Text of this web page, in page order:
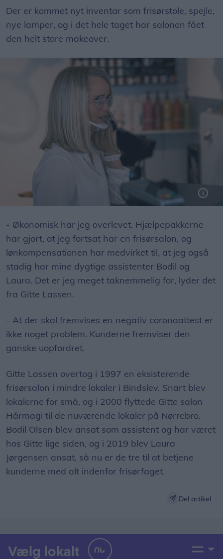
Der er kommet nyt inventar som frisørstole, spejle,
nye lamper, og i det hele taget har salonen fået
den helt store makeover.
- Økonomisk har jeg overlevet. Hjælpepakkerne
har gjort, at jeg fortsat har en frisørsalon, og
lønkompensationen har medvirket til, at jeg også
stadig har mine dygtige assistenter Bodil og
Laura. Det er jeg meget taknemmelig for, lyder det
fra Gitte Lassen.
- At der skal fremvises en negativ coronaattest er
ikke noget problem. Kunderne fremviser den
ganske uopfordret.
Gitte Lassen overtog i 1997 en eksisterende
frisørsalon i mindre lokaler i Bindslev. Snart blev
lokalerne for små, og i 2000 flyttede Gitte salon
Hårmagi til de nuværende lokaler på Nørrebro.
Bodil Olsen blev ansat som assistent og har været
hos Gitte lige siden, og i 2019 blev Laura
Jørgensen ansat, så nu er de tre til at betjene
kunderne med alt indenfor frisørfaget.
Del artikel